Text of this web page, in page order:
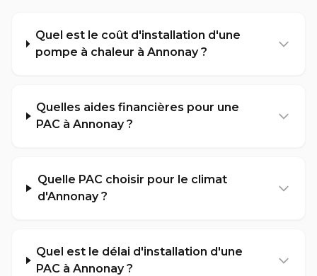
Quel est le coût d'installation d'une
pompe à chaleur à Annonay ?
Quelles aides financières pour une
PAC à Annonay ?
Quelle PAC choisir pour le climat
d'Annonay ?
Quel est le délai d'installation d'une
PAC à Annonay ?